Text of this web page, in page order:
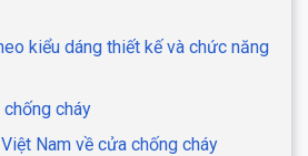
kiểu dáng thiết kế và chức năng
cháy
Nam về cửa chống cháy